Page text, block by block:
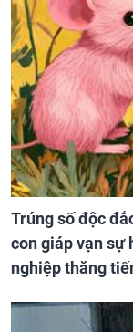
Trúng số độc
con giáp vạn sự
nghiệp thăng